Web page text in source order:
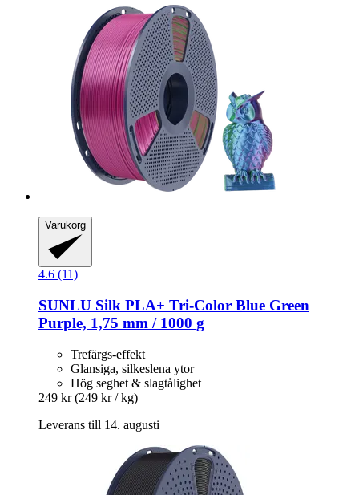
Varukorg
4.6 (11)
SUNLU Silk PLA+ Tri-​Color Blue Green
Purple, 1,75 mm / 1000 g
Trefärgs-effekt
Glansiga, silkeslena ytor
Hög seghet & slagtålighet
249 kr (249 kr / kg)
Leverans till 14. augusti